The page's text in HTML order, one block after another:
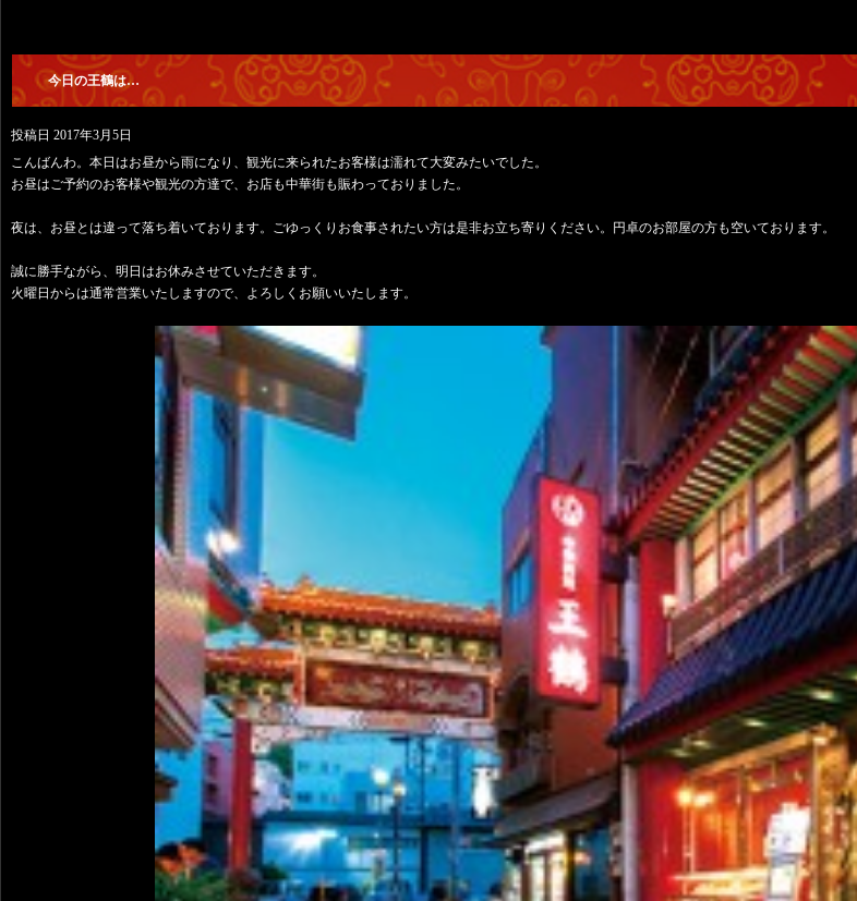
今日の王鶴は…
投稿日 2017年3月5日
こんばんわ。本日はお昼から雨になり、観光に来られたお客様は濡れて大変みたいでした。
お昼はご予約のお客様や観光の方達で、お店も中華街も賑わっておりました。
夜は、お昼とは違って落ち着いております。ごゆっくりお食事されたい方は是非お立ち寄りください。円卓のお部屋の方も空いております。
誠に勝手ながら、明日はお休みさせていただきます。
火曜日からは通常営業いたしますので、よろしくお願いいたします。